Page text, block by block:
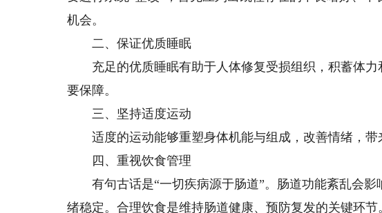
机会。
二、保证优质睡眠
充足的优质睡眠有助于人体修复受损组织，积蓄体力
要保障。
三、坚持适度运动
适度的运动能够重塑身体机能与组成，改善情绪，带
四、重视饮食管理
有句古话是“一切疾病源于肠道”。肠道功能紊乱会影
绪稳定。合理饮食是维持肠道健康、预防复发的关键环节